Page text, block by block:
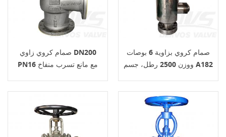
صمام كروي زاوي DN200
PN16 مع مانع تسرب منفاخ
صمام كروي بزاوية 6 بوصات
ووزن 2500 رطل، جسم A182